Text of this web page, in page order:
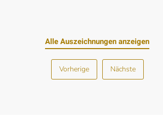
Alle Auszeichnungen anzeigen
Vorherige Nächste